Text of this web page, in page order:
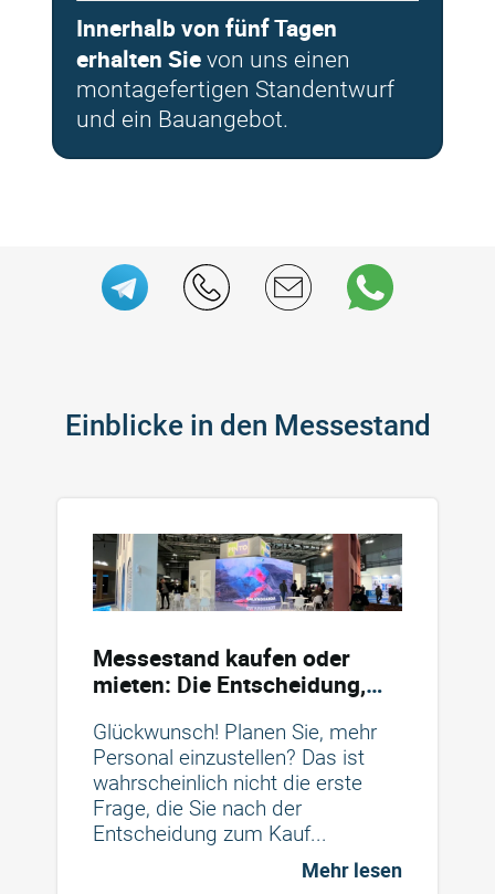
Innerhalb von fünf Tagen
erhalten Sie von uns einen
montagefertigen Standentwurf
und ein Bauangebot.
Einblicke in den Messestand
Messestand kaufen oder
mieten: Die Entscheidung,
Glückwunsch! Planen Sie, mehr
Personal einzustellen? Das ist
wahrscheinlich nicht die erste
Frage, die Sie nach der
Entscheidung zum Kauf...
Mehr lesen